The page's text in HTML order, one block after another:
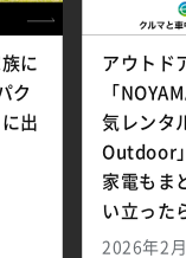
に
ク
出
アウトド
「
気レンタ
Outdoor
家電もま
い立った
2026年2